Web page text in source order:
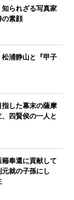
られざる写真家
の素顔
浦静山と『甲子
指した幕末の薩摩
四賢侯の一人と
籍奉還に貢献して
就の子孫にし